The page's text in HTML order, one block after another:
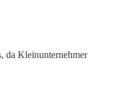
da Kleinunternehmer